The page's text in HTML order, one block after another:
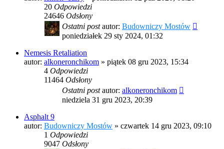
20 Odpowiedzi
24646 Odsłony
Ostatni postautor: Budowniczy Mostów
poniedziałek 29 sty 2024, 01:32
Nemesis Retaliation
autor: alkoneronchikom » piątek 08 gru 2023, 15:34
4 Odpowiedzi
11464 Odsłony
Ostatni postautor: alkoneronchikom
niedziela 31 gru 2023, 20:39
Asphalt 9
autor: Budowniczy Mostów » czwartek 14 gru 2023, 09:10
1 Odpowiedzi
9047 Odsłony